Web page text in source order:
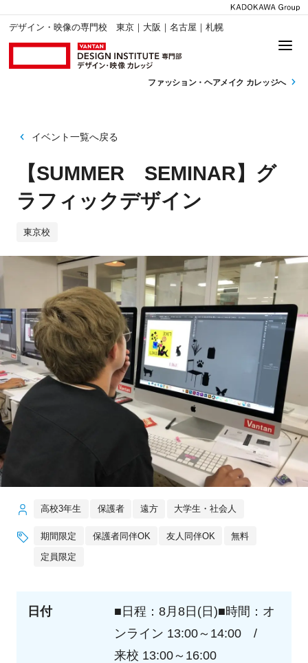
デザイン・映像の専門校 東京｜大阪｜名古屋｜札幌
ファッション・ ヘアメイク カレッジへ
イベント一覧へ戻る
【SUMMER SEMINAR】グ
ラフィックデザイン
東京校
高校3年生 保護者 遠方 大学生・社会人
期間限定 保護者同伴OK 友人同伴OK 無料
定員限定
日付
■日程：8月8日(日)■時間：オ
ンライン 13:00～14:00 /
来校 13:00～16:00